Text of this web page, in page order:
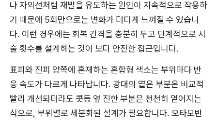
나 자외선처럼 재발을 유도하는 원인이 지속적으로 작용하
기 때문에 5회만으로는 변화가 더디게 느껴질 수 있습니
다. 이런 경우에는 회복 간격을 충분히 두고 단계적으로 시
술 횟수를 설계하는 것이 보다 안전한 접근입니다.
표피와 진피 양쪽에 혼재하는 혼합형 색소는 부위마다 반
응 속도가 다르게 나타납니다. 광대의 옅은 부분은 비교적
빨리 개선되더라도 콧등 옆 진한 부분은 천천히 옅어지는
식으로, 부위별로 세분화된 설계가 필요합니다. 오타모반